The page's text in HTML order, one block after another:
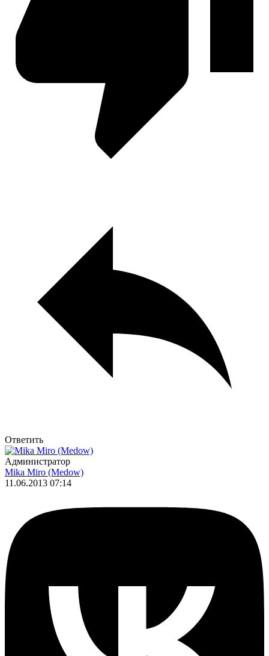
Ответить
Администратор
Mika Miro (Medow)
11.06.2013 07:14